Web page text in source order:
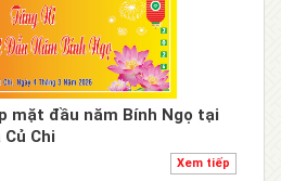
mặt đầu năm Bính Ngọ tại
Chi
Xem tiếp